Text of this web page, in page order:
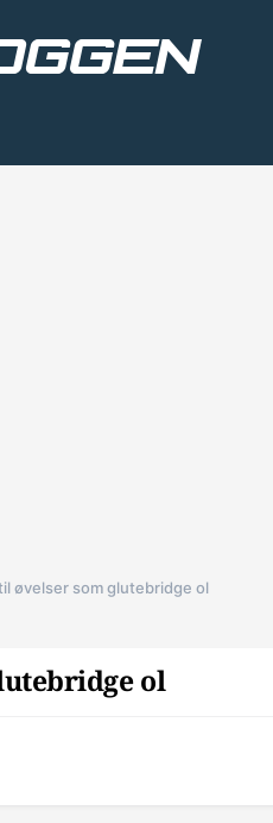
øvelser som glutebridge ol
ol